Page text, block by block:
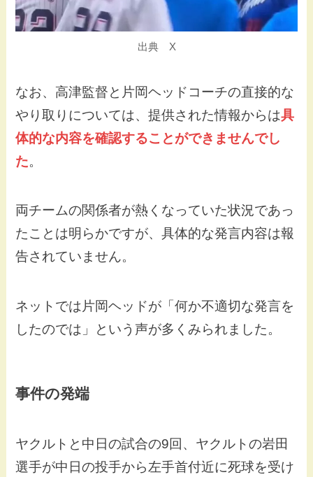
出典 X
なお、高津監督と片岡ヘッドコーチの直接的な
やり取りについては、提供された情報からは具
体的な内容を確認することができませんでし
た。
両チームの関係者が熱くなっていた状況であっ
たことは明らかですが、具体的な発言内容は報
告されていません。
ネットでは片岡ヘッドが「何か不適切な発言を
したのでは」という声が多くみられました。
事件の発端
ヤクルトと中日の試合の9回、ヤクルトの岩田
選手が中日の投手から左手首付近に死球を受け